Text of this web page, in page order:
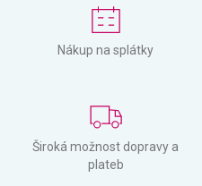
Nákup na splátky
Široká možnost dopravy a
plateb